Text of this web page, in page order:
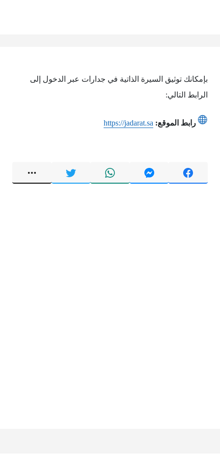
بإمكانك توثيق السيرة الذاتية في جدارات عبر الدخول إلى
الرابط التالي:
رابط الموقع: https://jadarat.sa